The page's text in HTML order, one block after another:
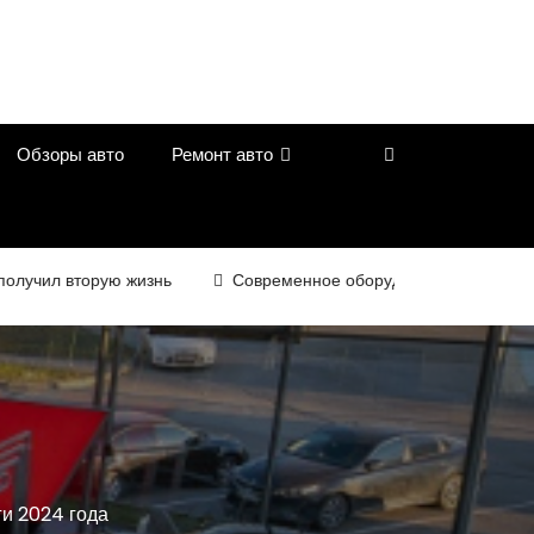
Обзоры авто Ремонт авто
вторую жизнь Современное оборудование для контроля
2024 года